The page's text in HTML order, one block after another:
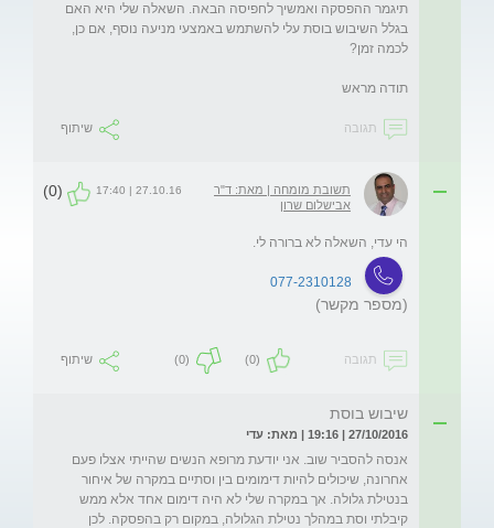
תיגמר ההפסקה ואמשיך לחפיסה הבאה. השאלה שלי היא האם
בגלל השיבוש בוסת עלי להשתמש באמצעי מניעה נוסף, אם כן,
תודה מראש
תגובה שיתוף
תשובת מומחה | מאת: ד"ר
אבישלום שרון
27.10.16 | 17:40
(0)
הי עדי, השאלה לא ברורה לי.
077-2310128
(מספר מקשר)
תגובה (0)
(0) שיתוף
שיבוש בוסת
27/10/2016 | 19:16 | מאת: עדי
אנסה להסביר שוב. אני יודעת מרופא הנשים שהייתי אצלו פעם
אחרונה, שיכולים להיות דימומים בין וסתיים במקרה של איחור
בנטילת גלולה. אך במקרה שלי לא היה דימום אחד אלא ממש
קיבלתי וסת במהלך נטילת הגלולה, במקום רק בהפסקה. לכן